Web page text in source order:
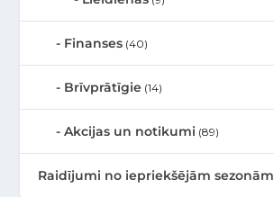
Finanses (40)
Brīvprātīgie (14)
Akcijas un notikumi (89)
Raidījumi no iepriekšējām sezonām